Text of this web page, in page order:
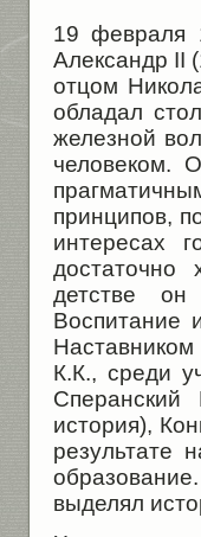
19 февраля
Александр II
отцом
обладал
железной
человеком.
принципов,
интересах
достаточно
детстве он
Воспитание
К.К., среди
Сперанский
история),
результате
выделял